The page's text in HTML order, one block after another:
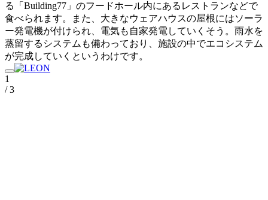
る「Building77」のフードホール内にあるレストランなどで
食べられます。また、大きなウェアハウスの屋根にはソーラ
ー発電機が付けられ、電気も自家発電していくそう。雨水を
蒸留するシステムも備わっており、施設の中でエコシステム
が完成していくというわけです。
1
/ 3